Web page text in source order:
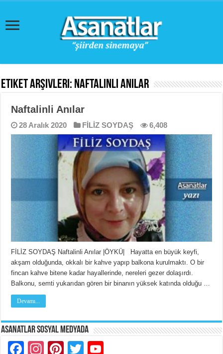
Etiket Arşivleri: Naftalinli Anılar
Naftalinli Anılar
28 Aralık 2020 FİLİZ SOYDAŞ 6,408
FİLİZ SOYDAŞ Naftalinli Anılar |ÖYKÜ| Hayatta en büyük keyfi,
akşam olduğunda, okkalı bir kahve yapıp balkona kurulmaktı. O bir
fincan kahve bitene kadar hayallerinde, nereleri gezer dolaşırdı.
Balkonu, semti yukarıdan gören bir binanın yüksek katında olduğu …
Devamı...
Asanatlar Sosyal Medyada
Facebook
Instagram
Pinterest
Twitter